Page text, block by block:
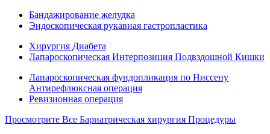
Бандажирование желудка
Эндоскопическая рукавная гастропластика
Хирургия Диабета
Лапароскопическая Интерпозиция Подвздошной Кишки
Лапароскопическая фундопликация по Ниссену
Антирефлюксная операция
Ревизионная операция
Просмотрите Все Бариатрическая хирургия Процедуры